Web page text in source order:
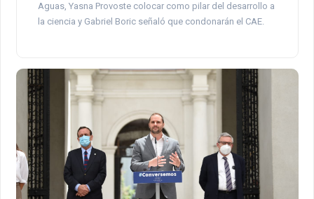
Aguas, Yasna Provoste colocar como pilar del desarrollo a
la ciencia y Gabriel Boric señaló que condonarán el CAE.